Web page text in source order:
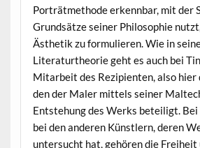
Porträtmethode erkennbar, mit der
Grundsätze seiner Philosophie
Ästhetik zu formulieren. Wie in
Literaturtheorie geht es auch bei
Mitarbeit des Rezipienten, also hier
den der Maler mittels seiner
Entstehung des Werks beteiligt.
bei den anderen Künstlern, deren
untersucht hat, gehören die Freiheit